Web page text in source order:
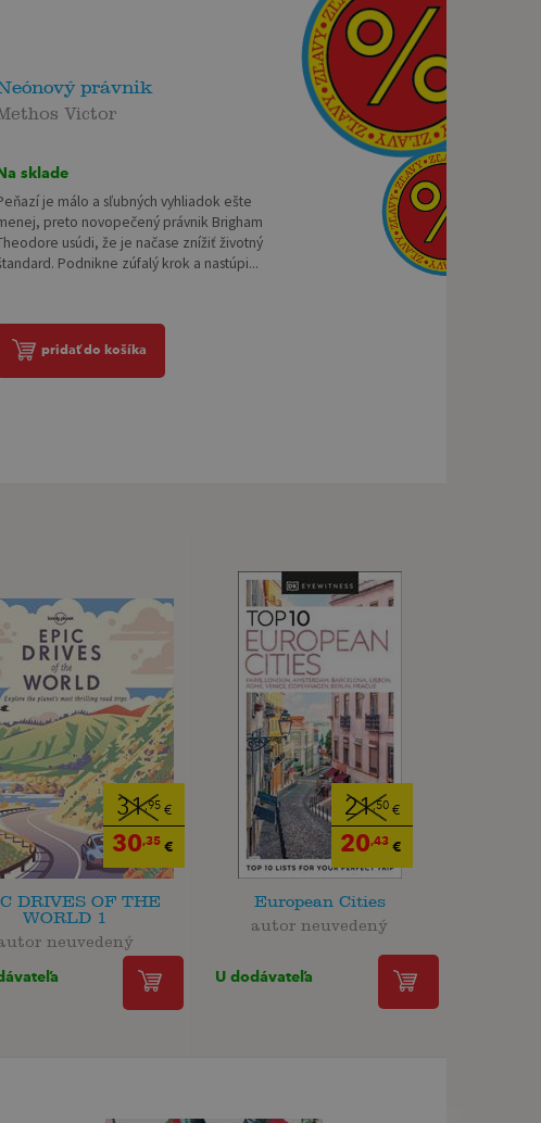
právnik
Victor
sklade
je málo a sľubných vyhliadok ešte
preto novopečený právnik Brigham
usúdi, že je načase znížiť životný
Podnikne zúfalý krok a nastúpi...
pridať do košíka
31,95 €
30,35 €
DRIVES OF THE
WORLD 1
neuvedený
21,50 €
20,43 €
European Cities
autor neuvedený
U dodávateľa